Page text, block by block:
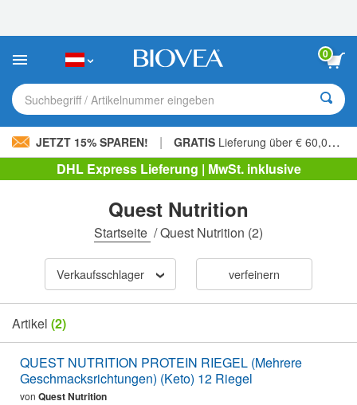
Sie:
Website
ein
Barrierefreiheitssystem.
0
Suchbegriff / Artikelnummer eingeben
JETZT 15% SPAREN! | GRATIS Lieferung über € 60,00 »
DHL Express Lieferung | MwSt. inklusive
Quest Nutrition
Startseite /Quest Nutrition (2)
Verkaufsschlager verfeinern
Artikel (2)
QUEST NUTRITION PROTEIN RIEGEL (Mehrere
Geschmacksrichtungen) (Keto) 12 Riegel
von Quest Nutrition